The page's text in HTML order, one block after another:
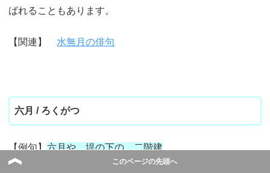
ばれることもあります。
【関連】 水無月の俳句
六月 / ろくがつ
【例句】六月や 堤の下の 二階建
このページの先頭へ